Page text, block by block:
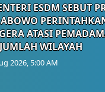
ESDM SEBUT
ATASI
WILAYAH
2026, 5:00 AM